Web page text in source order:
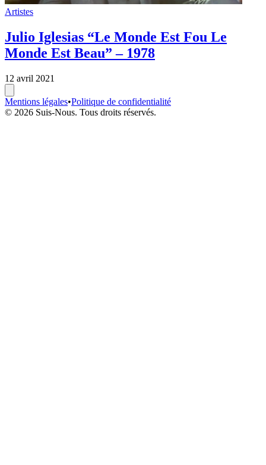
Artistes
Julio Iglesias “Le Monde Est Fou Le
Monde Est Beau” – 1978
12 avril 2021
Mentions légales•Politique de confidentialité
© 2026 Suis-Nous. Tous droits réservés.